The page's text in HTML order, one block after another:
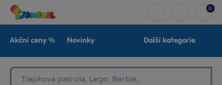
0
Akční ceny % Novinky Další kategorie